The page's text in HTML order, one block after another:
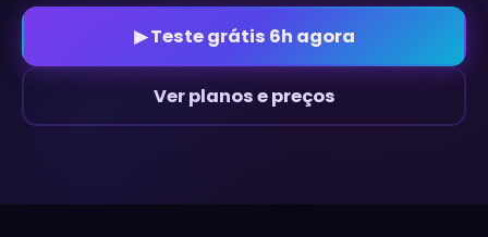
▶ Teste grátis 6h agora
Ver planos e preços